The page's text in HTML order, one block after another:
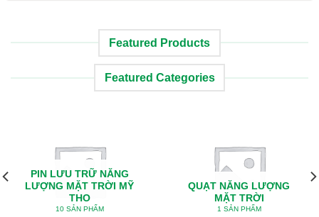
Featured Products
Featured Categories
PIN LƯU TRỮ NĂNG
LƯỢNG MẶT TRỜI MỸ
THO
10 SẢN PHẨM
QUẠT NĂNG LƯỢNG
MẶT TRỜI
1 SẢN PHẨM